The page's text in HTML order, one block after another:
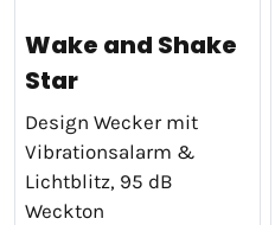
Wake and Shake
Star
Design Wecker mit
Vibrationsalarm &
Lichtblitz, 95 dB
Weckton